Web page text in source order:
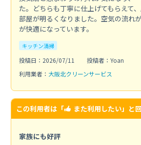
た。どちらも丁寧に仕上げてもらえて
部屋が明るくなりました。空気の流れ
が快適になっています。
キッチン清掃
投稿日：2026/07/11
投稿者：Yoan
利用業者： 大阪北クリーンサービス
この利用者は「 また利用したい」と
家族にも好評